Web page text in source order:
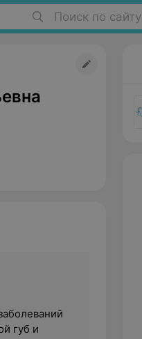
Поиск по сайту
губ и